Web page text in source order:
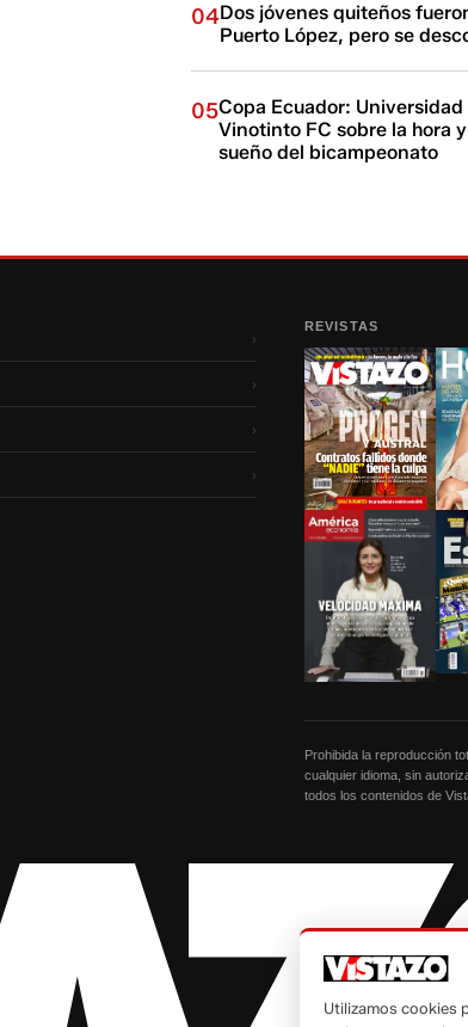
04Dos jóvenes quiteños
Puerto López, pero se
05Copa Ecuador:
Vinotinto FC sobre la hora
sueño del bicampeonato
›
›
›
›
REVISTAS
Prohibida la reproducción
cualquier idioma, sin
todos los contenidos de
Utilizamos cookies